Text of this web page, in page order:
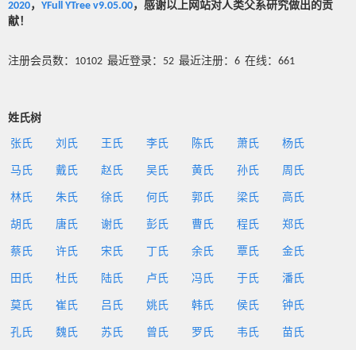
2020， YFull YTree v9.05.00，感谢以上网站对人类父系研究做出的贡
献！
注册会员数：10102 最近登录：52 最近注册：6 在线：661
姓氏树
张氏 刘氏 王氏 李氏 陈氏 萧氏 杨氏
马氏 戴氏 赵氏 吴氏 黄氏 孙氏 周氏
林氏 朱氏 徐氏 何氏 郭氏 梁氏 高氏
胡氏 唐氏 谢氏 彭氏 曹氏 程氏 郑氏
蔡氏 许氏 宋氏 丁氏 余氏 覃氏 金氏
田氏 杜氏 陆氏 卢氏 冯氏 于氏 潘氏
莫氏 崔氏 吕氏 姚氏 韩氏 侯氏 钟氏
孔氏 魏氏 苏氏 曾氏 罗氏 韦氏 苗氏